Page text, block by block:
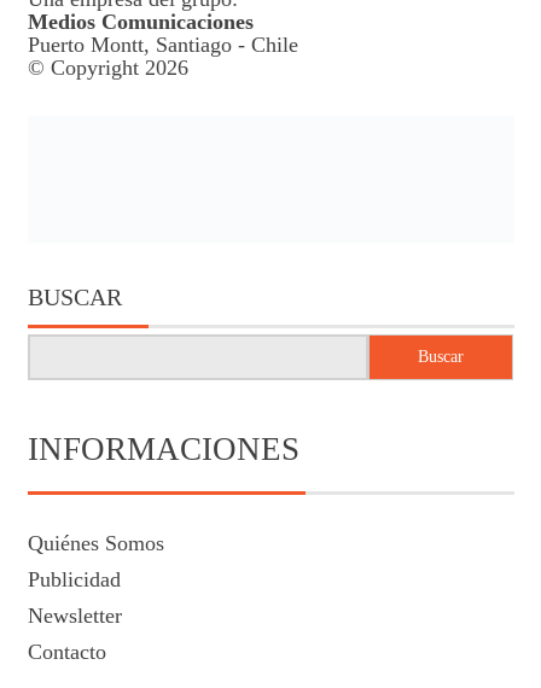
Medios Comunicaciones
Puerto Montt, Santiago - Chile
© Copyright 2026
BUSCAR
Buscar
INFORMACIONES
Quiénes Somos
Publicidad
Newsletter
Contacto